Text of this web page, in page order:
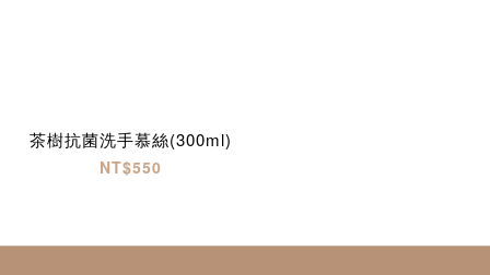
茶樹抗菌洗手慕絲(300ml)
NT$550